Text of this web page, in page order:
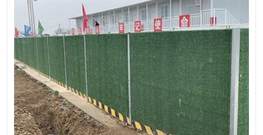
岩棉板 钢结构配件
围挡 彩钢板
生产加工单板复合围挡 市
政围挡